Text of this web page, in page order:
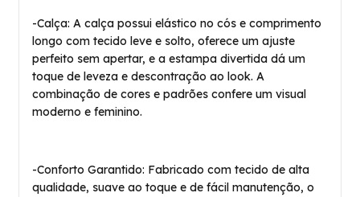
-Calça: A calça possui elástico no cós e comprimento
longo com tecido leve e solto, oferece um ajuste
perfeito sem apertar, e a estampa divertida dá um
toque de leveza e descontração ao look. A
combinação de cores e padrões confere um visual
moderno e feminino.
-Conforto Garantido: Fabricado com tecido de alta
qualidade, suave ao toque e de fácil manutenção, o